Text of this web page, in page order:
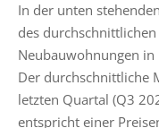
In der unten
des
Neubauwohnungen in
Der durchschnittliche
letzten Quartal (Q3
entspricht einer